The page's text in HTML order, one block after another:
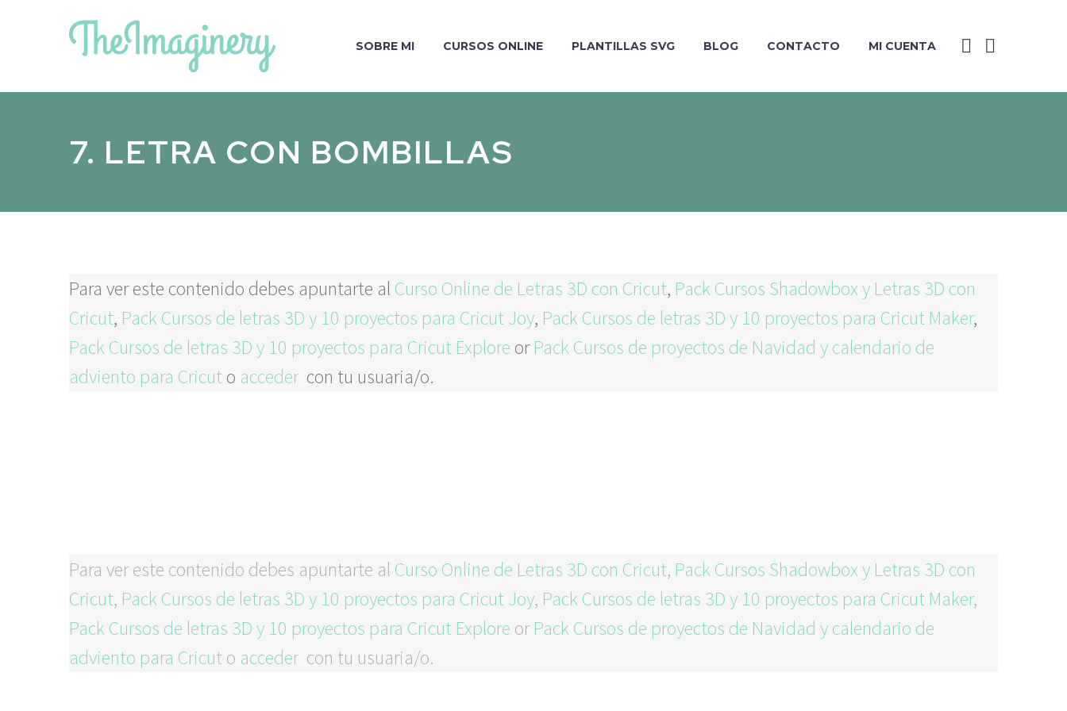
SOBRE MI CURSOS ONLINE PLANTILLAS SVG BLOG CONTACTO MI CUENTA
7. LETRA CON BOMBILLAS
Para ver este contenido debes apuntarte al Curso Online de Letras 3D con Cricut, Pack Cursos Shadowbox y Letras 3D con
Cricut, Pack Cursos de letras 3D y 10 proyectos para Cricut Joy, Pack Cursos de letras 3D y 10 proyectos para Cricut Maker,
Pack Cursos de letras 3D y 10 proyectos para Cricut Explore orPack Cursos de proyectos de Navidad y calendario de
adviento para Cricuto acceder con tu usuaria/o.
Para ver este contenido debes apuntarte al Curso Online de Letras 3D con Cricut, Pack Cursos Shadowbox y Letras 3D con
Cricut, Pack Cursos de letras 3D y 10 proyectos para Cricut Joy, Pack Cursos de letras 3D y 10 proyectos para Cricut Maker,
Pack Cursos de letras 3D y 10 proyectos para Cricut Explore orPack Cursos de proyectos de Navidad y calendario de
adviento para Cricuto acceder con tu usuaria/o.